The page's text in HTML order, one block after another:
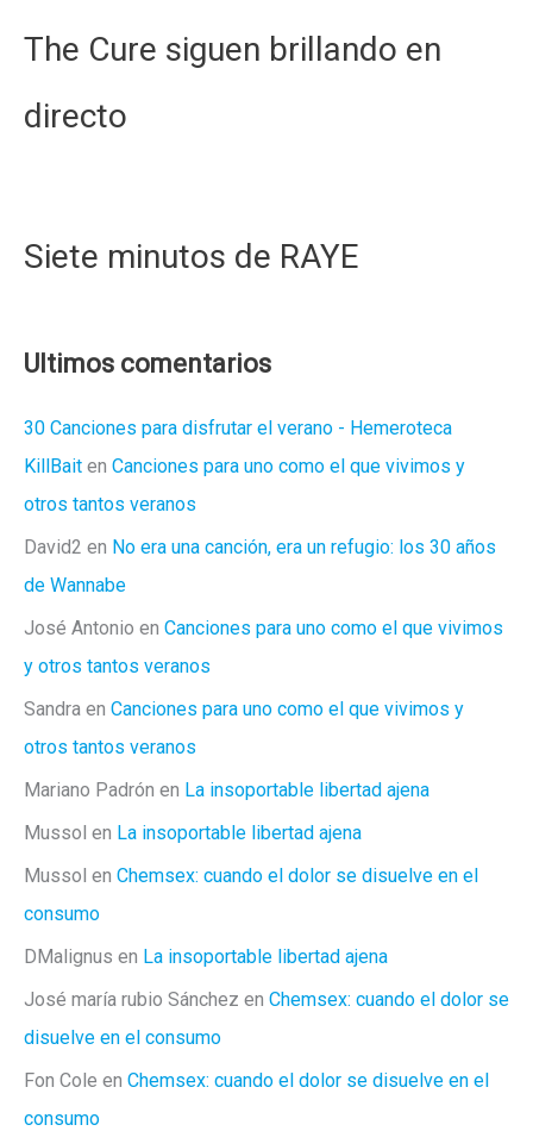
The Cure siguen brillando en
directo
Siete minutos de RAYE
Ultimos comentarios
30 Canciones para disfrutar el verano - Hemeroteca
KillBait en Canciones para uno como el que vivimos y
otros tantos veranos
David2 en No era una canción, era un refugio: los 30 años
de Wannabe
José Antonio en Canciones para uno como el que vivimos
y otros tantos veranos
Sandra en Canciones para uno como el que vivimos y
otros tantos veranos
Mariano Padrón en La insoportable libertad ajena
Mussol en La insoportable libertad ajena
Mussol en Chemsex: cuando el dolor se disuelve en el
consumo
DMalignus en La insoportable libertad ajena
José maría rubio Sánchez en Chemsex: cuando el dolor se
disuelve en el consumo
Fon Cole en Chemsex: cuando el dolor se disuelve en el
consumo